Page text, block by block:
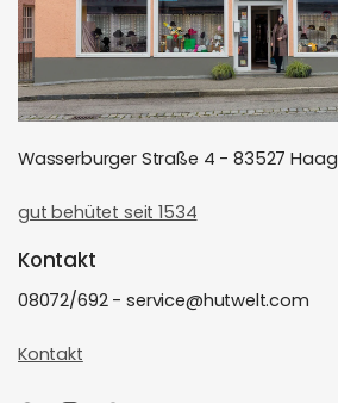
Wasserburger Straße 4 - 83527 Haag
gut behütet seit 1534
Kontakt
08072/692 - service@hutwelt.com
Kontakt